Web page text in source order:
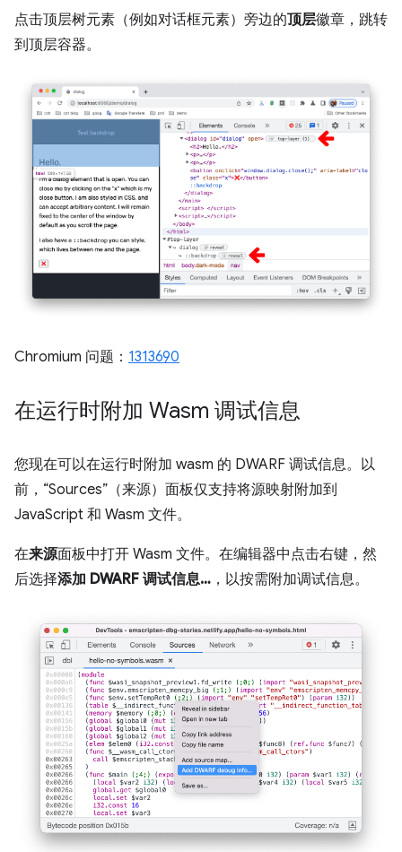
点击顶层树元素（例如对话框元素）旁边的顶层徽章，跳转
到顶层容器。
Chromium 问题： 1313690
在运行时附加 Wasm 调试信息
您现在可以在运行时附加 wasm 的 DWARF 调试信息。以
前，“Sources”（来源）面板仅支持将源映射附加到
JavaScript 和 Wasm 文件。
在来源面板中打开 Wasm 文件。在编辑器中点击右键，然
后选择添加 DWARF 调试信息… ，以按需附加调试信息。